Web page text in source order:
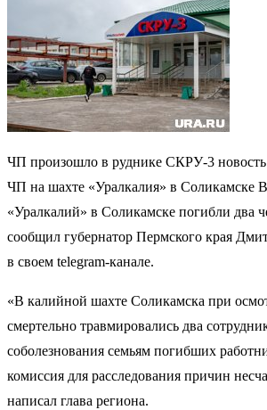
ЧП произошло в руднике СКРУ-3
ЧП на шахте «Уралкалия» в Соликамске
«Уралкалий» в Соликамске погибли два
сообщил губернатор Пермского края
в своем telegram-канале.
«В калийной шахте Соликамска при
смертельно травмировались два
соболезнования семьям погибших
комиссия для расследования причин
написал глава региона.